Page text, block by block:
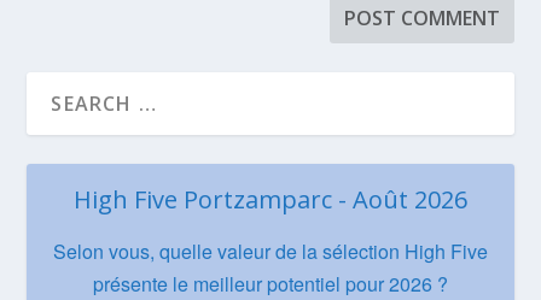
High Five Portzamparc - Août 2026
Selon vous, quelle valeur de la sélection High Five
présente le meilleur potentiel pour 2026 ?